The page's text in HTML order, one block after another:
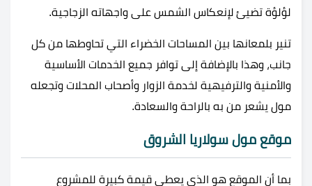
لؤلؤة تضيئ لإنعكاس الشمس على واجهاته الزجاجية.
تنير بلمعانها بين المساحات الخضراء التي تحاوطها من كل
جانب، وهذا بالإضافة إلى توافر جميع الخدمات الأساسية
والأمنية والترفيهية لخدمة الزوار وأصحاب المحلات وتجعله
مول يشعر من به بالراحة والسعادة.
موقع مول سولاريا الشروق
بما أن الموقع هو الذي يعطي قيمة كبيرة للمشروع